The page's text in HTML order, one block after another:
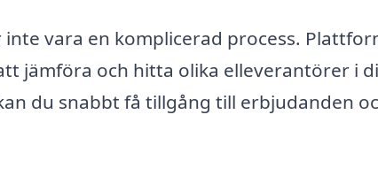
vara en komplicerad process.
jämföra och hitta olika elleverantörer i
du snabbt få tillgång till erbjudanden